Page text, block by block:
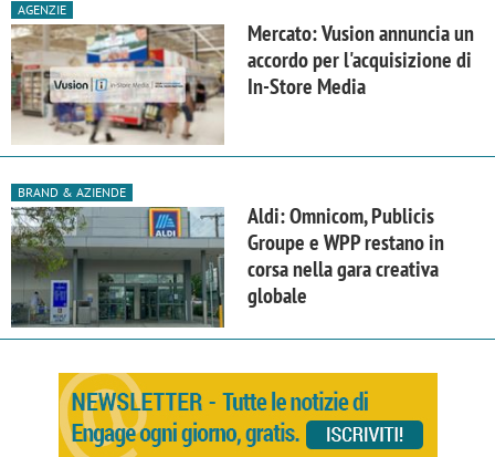
AGENZIE
Mercato: Vusion annuncia un
accordo per l'acquisizione di
In-Store Media
BRAND & AZIENDE
Aldi: Omnicom, Publicis
Groupe e WPP restano in
corsa nella gara creativa
globale